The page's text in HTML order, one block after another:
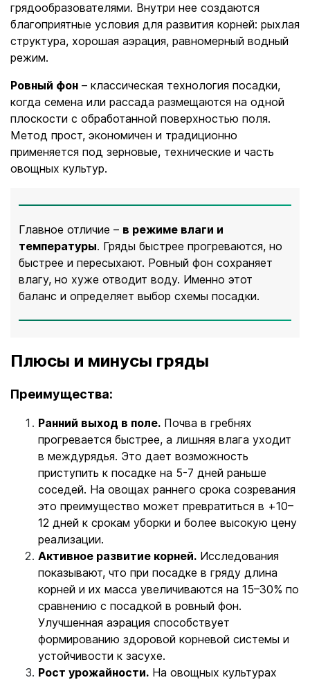
грядообразователями. Внутри нее создаются
благоприятные условия для развития корней: рыхлая
структура, хорошая аэрация, равномерный водный
режим.
Ровный фон – классическая технология посадки,
когда семена или рассада размещаются на одной
плоскости с обработанной поверхностью поля.
Метод прост, экономичен и традиционно
применяется под зерновые, технические и часть
овощных культур.
Главное отличие – в режиме влаги и
температуры. Гряды быстрее прогреваются, но
быстрее и пересыхают. Ровный фон сохраняет
влагу, но хуже отводит воду. Именно этот
баланс и определяет выбор схемы посадки.
Плюсы и минусы гряды
Преимущества:
Ранний выход в поле. Почва в гребнях
прогревается быстрее, а лишняя влага уходит
в междурядья. Это дает возможность
приступить к посадке на 5-7 дней раньше
соседей. На овощах раннего срока созревания
это преимущество может превратиться в +10–
12 дней к срокам уборки и более высокую цену
реализации.
Активное развитие корней. Исследования
показывают, что при посадке в гряду длина
корней и их масса увеличиваются на 15–30% по
сравнению с посадкой в ровный фон.
Улучшенная аэрация способствует
формированию здоровой корневой системы и
устойчивости к засухе.
Рост урожайности. На овощных культурах